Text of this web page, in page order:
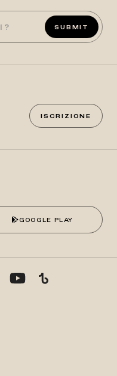
SUBMIT
ISCRIZIONE
GOOGLE PLAY